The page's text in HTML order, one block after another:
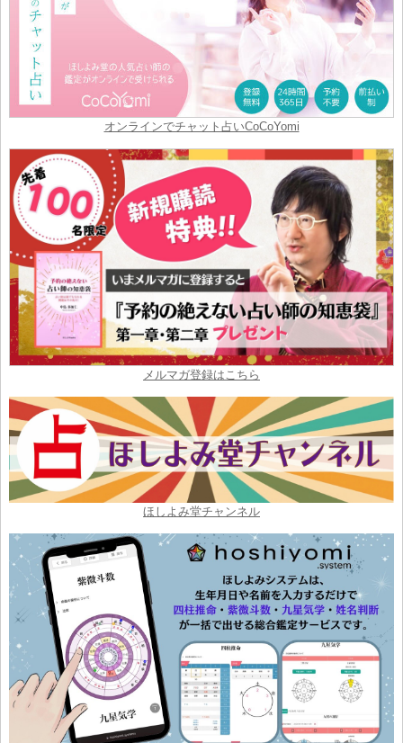
オンラインでチャット占いCoCoYomi
メルマガ登録はこちら
ほしよみ堂チャンネル